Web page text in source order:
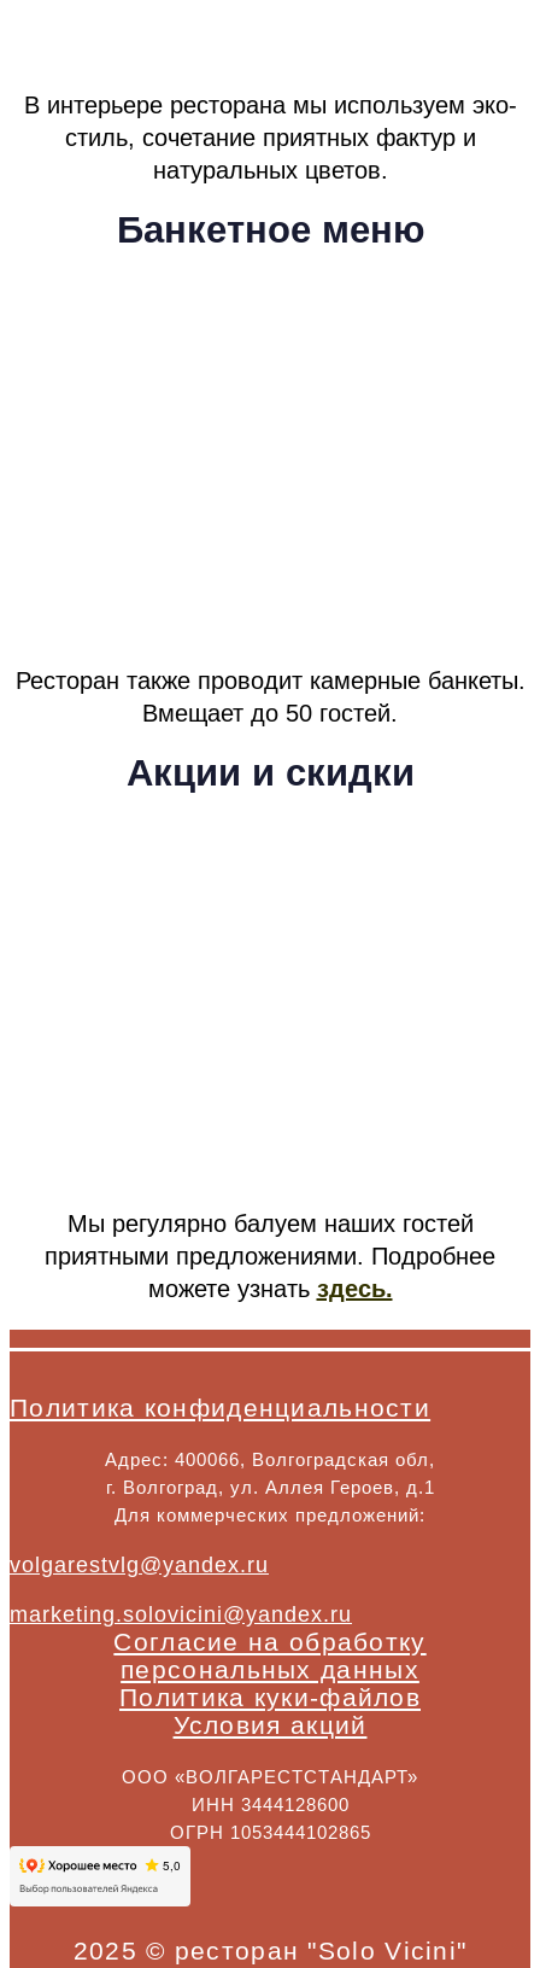
В интерьере ресторана мы используем эко-
стиль, сочетание приятных фактур и
натуральных цветов.
Банкетное меню
Ресторан также проводит камерные банкеты.
Вмещает до 50 гостей.
Акции и скидки
Мы регулярно балуем наших гостей
приятными предложениями. Подробнее
можете узнать здесь.
Политика конфиденциальности
Адрес: 400066, Волгоградская обл,
г. Волгоград, ул. Аллея Героев, д.1
Для коммерческих предложений:
volgarestvlg@yandex.ru
marketing.solovicini@yandex.ru
Согласие на обработку
персональных данных
Политика куки-файлов
Условия акций
ООО «ВОЛГАРЕСТСТАНДАРТ»
ИНН 3444128600
ОГРН 1053444102865
2025 © ресторан "Solo Vicini"